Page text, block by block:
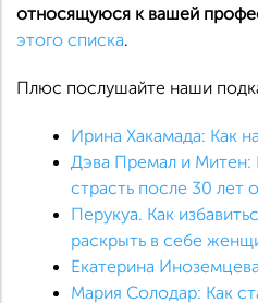
относящуюся к вашей
этого списка.
Плюс послушайте наши
Ирина Хакамада: Как
Дэва Премал и Митен:
страсть после 30 лет
Перукуа. Как
раскрыть в себе
Екатерина
Мария Солодар: Как